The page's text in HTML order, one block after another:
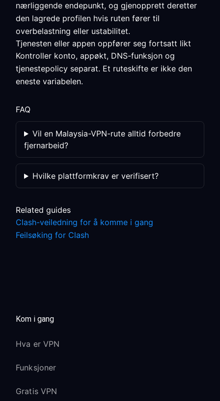
nærliggende endepunkt, og gjenopprett deretter
den lagrede profilen hvis ruten fører til
overbelastning eller ustabilitet.
Tjenesten eller appen oppfører seg fortsatt likt
Kontroller konto, appøkt, DNS-funksjon og
tjenestepolicy separat. Et ruteskifte er ikke den
eneste variabelen.
FAQ
Vil en Malaysia-VPN-rute alltid forbedre
fjernarbeid?
Hvilke plattformkrav er verifisert?
Related guides
Clash-veiledning for å komme i gang
Feilsøking for Clash
Kom i gang
Hva er VPN
Funksjoner
Gratis VPN